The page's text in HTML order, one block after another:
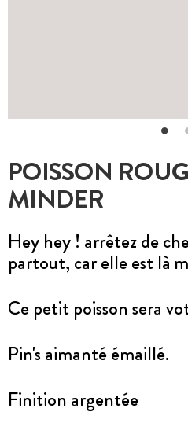
POISSON
MINDER
Hey hey ! arrêtez de
partout, car elle est là
Ce petit poisson sera
Pin's aimanté émaillé.
Finition argentée